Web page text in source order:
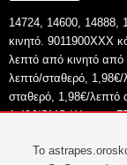
14724, 14600, 14888,
κινητό. 9011900ΧΧΧ
λεπτό από κινητό
λεπτό/σταθερό,
σταθερό, 1,98€/λεπτό
1,49€/SMS.Κύπρος:
To